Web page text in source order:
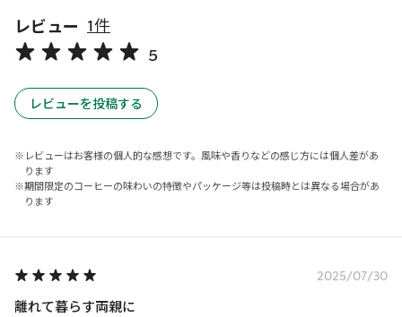
レビュー 1件
5
レビューを投稿する
レビューはお客様の個人的な感想です。風味や香りなどの感じ方には個人差があ
ります
期間限定のコーヒーの味わいの特徴やパッケージ等は投稿時とは異なる場合があ
ります
2025/07/30
離れて暮らす両親に